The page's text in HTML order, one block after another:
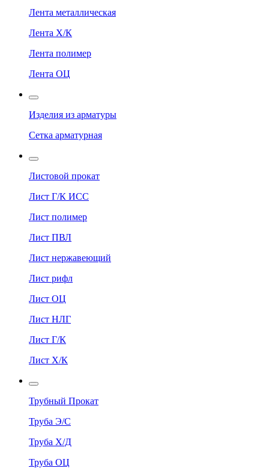
Лента металлическая
Лента Х/К
Лента полимер
Лента ОЦ
Изделия из арматуры
Сетка арматурная
Листовой прокат
Лист Г/К ИСС
Лист полимер
Лист ПВЛ
Лист нержавеющий
Лист рифл
Лист ОЦ
Лист НЛГ
Лист Г/К
Лист Х/К
Трубный Прокат
Труба Э/С
Труба Х/Д
Труба ОЦ